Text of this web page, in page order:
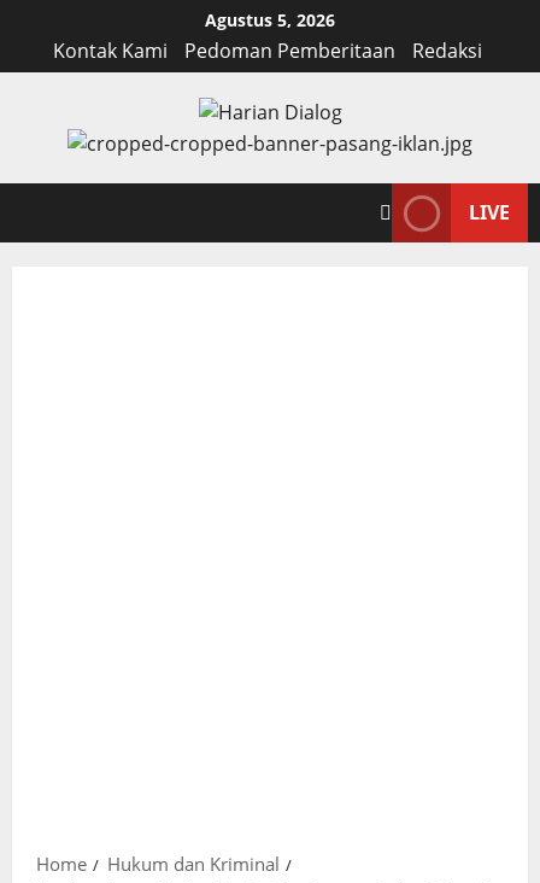
content
Agustus 5, 2026
Kontak Kami Pedoman Pemberitaan Redaksi
LIVE
Home
Hukum dan Kriminal